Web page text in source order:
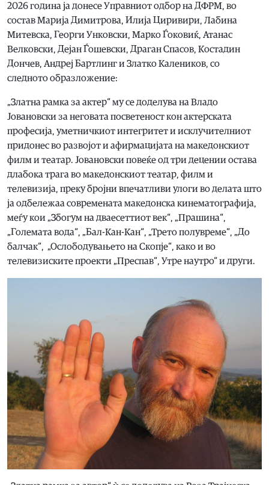
2026 година ја донесе Управниот одбор на ДФРМ, во
состав Марија Димитрова, Илија Циривири, Лабина
Митевска, Георги Унковски, Марко Ѓоковиќ, Атанас
Велковски, Дејан Ѓошевски, Драган Спасов, Костадин
Дончев, Андреј Бартлинг и Златко Калеников, со
следното образложение:
„Златна рамка за актер“ му се доделува на Владо
Јовановски за неговата посветеност кон актерската
професија, уметничкиот интегритет и исклучителниот
придонес во развојот и афирмацијата на македонскиот
филм и театар. Јовановски повеќе од три децении остава
длабока трага во македонскиот театар, филм и
телевизија, преку бројни впечатливи улоги во делата што
ја одбележаа современата македонска кинематографија,
меѓу кои „Збогум на дваесеттиот век“, „Прашина“,
„Големата вода“, „Бал-Кан-Кан“, „Трето полувреме“, „До
балчак“, „Ослободувањето на Скопје“, како и во
телевизиските проекти „Преспав“, Утре наутро“ и други.